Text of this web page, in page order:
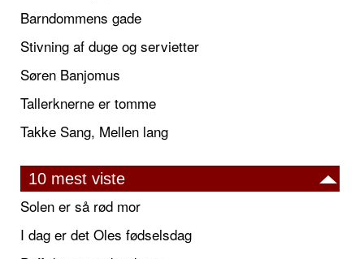
Barndommens gade
Stivning af duge og servietter
Søren Banjomus
Tallerknerne er tomme
Takke Sang, Mellen lang
10 mest viste
Solen er så rød mor
I dag er det Oles fødselsdag